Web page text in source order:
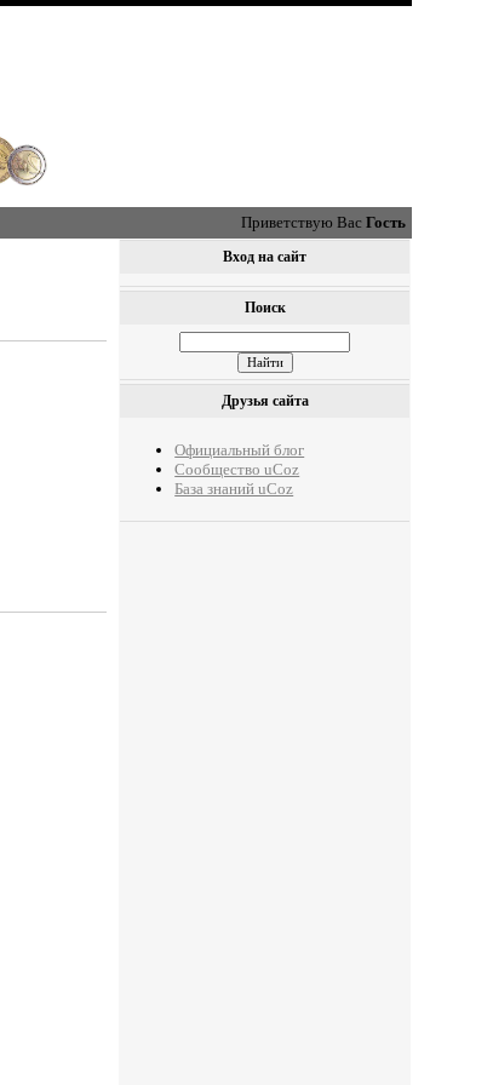
Приветствую Вас Гость
Вход на сайт
Поиск
Друзья сайта
Официальный блог
Сообщество uCoz
База знаний uCoz